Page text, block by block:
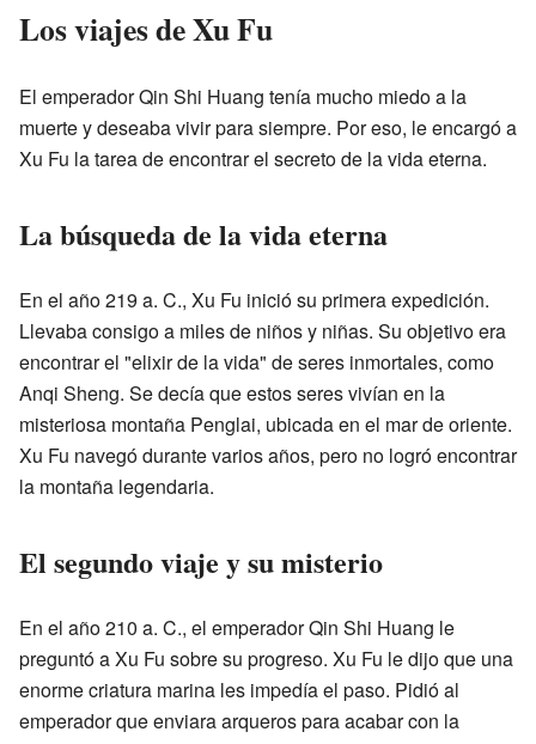
Los viajes de Xu Fu
El emperador Qin Shi Huang tenía mucho miedo a la
muerte y deseaba vivir para siempre. Por eso, le encargó a
Xu Fu la tarea de encontrar el secreto de la vida eterna.
La búsqueda de la vida eterna
En el año 219 a. C., Xu Fu inició su primera expedición.
Llevaba consigo a miles de niños y niñas. Su objetivo era
encontrar el "elixir de la vida" de seres inmortales, como
Anqi Sheng. Se decía que estos seres vivían en la
misteriosa montaña Penglai, ubicada en el mar de oriente.
Xu Fu navegó durante varios años, pero no logró encontrar
la montaña legendaria.
El segundo viaje y su misterio
En el año 210 a. C., el emperador Qin Shi Huang le
preguntó a Xu Fu sobre su progreso. Xu Fu le dijo que una
enorme criatura marina les impedía el paso. Pidió al
emperador que enviara arqueros para acabar con la